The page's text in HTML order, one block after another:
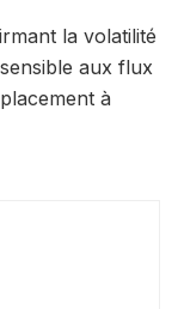
la volatilité
aux flux
à